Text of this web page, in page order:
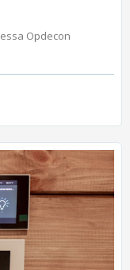
Opdecon